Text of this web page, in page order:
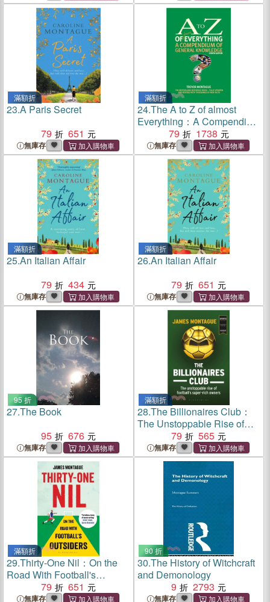
滿額折
23.A Paris Secret
79
651
無庫存
滿額折
24.The A to Z of almost
Everything：A Compendium
of General Knowledge
79 1738
無庫存
滿額折
25.An Italian Affair
79
434
無庫存
滿額折
26.An Italian Affair
79
651
無庫存
95 折
27.The Book
95
676
無庫存
滿額折
28.The Billionaires Club：
The Unstoppable Rise of
Football's Super-rich
Owners
79 565
無庫存
滿額折
29.Thirty-One Nil：On the
Road With Football's
Outsiders
79 651
無庫存
90 折
30.The History of Witchcraft
and Demonology
9
2793
無庫存